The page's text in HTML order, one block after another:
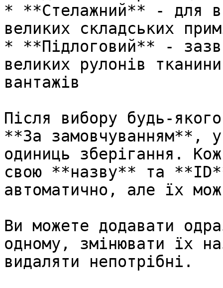
* **Стелажний** - для
великих складських
* **Підлоговий** -
великих рулонів
вантажів
Після вибору будь-
**За замовчуванням**,
одиниць зберігання.
свою **назву** та
автоматично, але їх
Ви можете додавати
одному, змінювати їх
видаляти непотрібні.